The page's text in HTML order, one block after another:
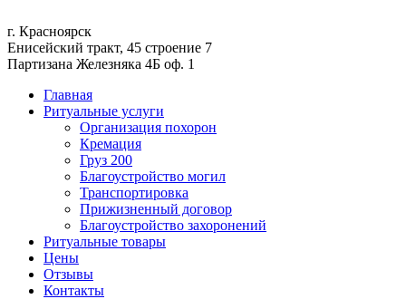
г. Красноярск
Енисейский тракт, 45 строение 7
Партизана Железняка 4Б оф. 1
Главная
Ритуальные услуги
Организация похорон
Кремация
Груз 200
Благоустройство могил
Транспортировка
Прижизненный договор
Благоустройство захоронений
Ритуальные товары
Цены
Отзывы
Контакты